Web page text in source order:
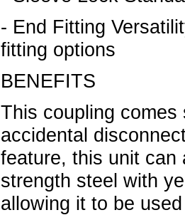
- End Fitting
fitting options
BENEFITS
This coupling
accidental
feature, this unit can
strength steel with
allowing it to be